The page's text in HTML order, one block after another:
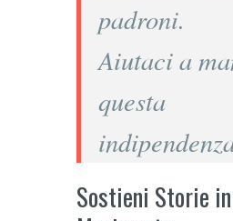
padroni.
Aiutaci a
questa
Sostieni Storie in